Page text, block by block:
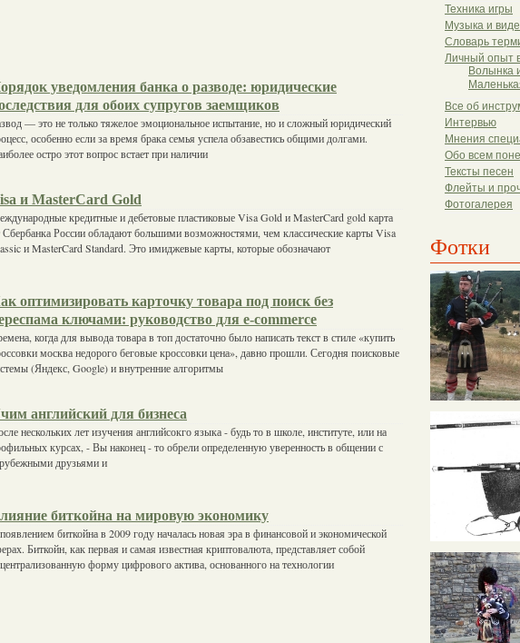
Техника игры
Музыка и
Словарь
Личный опыт
Волынка
Все об
Интервью
Мнения
Обо всем
Тексты песен
Флейты и
Фотогалерея
Фотки
уведомления банка о разводе: юридические
для обоих супругов заемщиков
— это не только тяжелое эмоциональное испытание, но и сложный юридический
особенно если за время брака семья успела обзавестись общими долгами.
остро этот вопрос встает при наличии
и MasterCard Gold
кредитные и дебетовые пластиковые Visa Gold и MasterCard gold карта
Сбербанка России обладают большими возможностями, чем классические карты Visa
и MasterCard Standard. Это имиджевые карты, которые обозначают
оптимизировать карточку товара под поиск без
ключами: руководство для e-commerce
когда для вывода товара в топ достаточно было написать текст в стиле «купить
москва недорого беговые кроссовки цена», давно прошли. Сегодня поисковые
(Яндекс, Google) и внутренние алгоритмы
английский для бизнеса
нескольких лет изучения английсокго языка - будь то в школе, институте, или на
курсах, - Вы наконец - то обрели определенную уверенность в общении с
друзьями и
биткойна на мировую экономику
биткойна в 2009 году началась новая эра в финансовой и экономической
Биткойн, как первая и самая известная криптовалюта, представляет собой
форму цифрового актива, основанного на технологии